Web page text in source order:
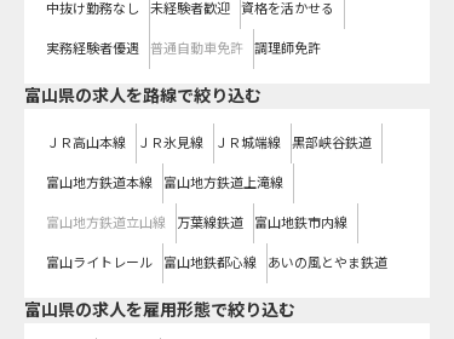
中抜け勤務なし 未経験者歓迎 資格を活かせる
実務経験者優遇 普通自動車免許 調理師免許
富山県の求人を路線で絞り込む
ＪＲ高山本線 ＪＲ氷見線 ＪＲ城端線 黒部峡谷鉄道
富山地方鉄道本線 富山地方鉄道上滝線
富山地方鉄道立山線 万葉線鉄道 富山地鉄市内線
富山ライトレール 富山地鉄都心線 あいの風とやま鉄道
富山県の求人を雇用形態で絞り込む